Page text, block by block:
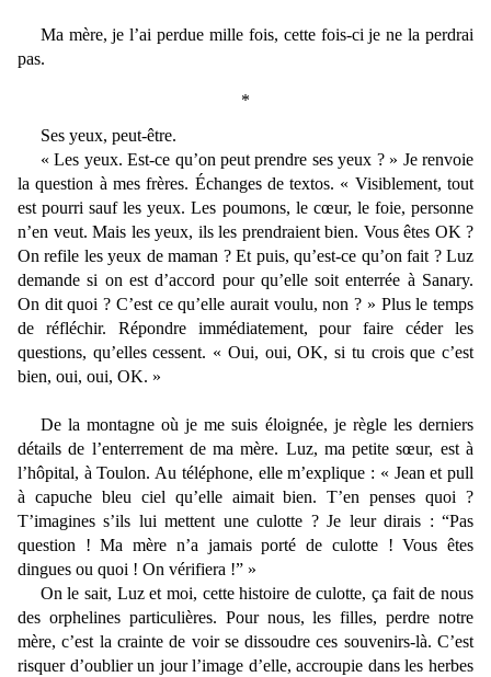
Ma mère, je l’ai perdue mille fois, cette fois-ci je ne la perdrai
pas.
*
Ses yeux, peut-être.
« Les yeux. Est-ce qu’on peut prendre ses yeux ? » Je renvoie
la question à mes frères. Échanges de textos. « Visiblement, tout
est pourri sauf les yeux. Les poumons, le cœur, le foie, personne
n’en veut. Mais les yeux, ils les prendraient bien. Vous êtes OK ?
On refile les yeux de maman ? Et puis, qu’est-ce qu’on fait ? Luz
demande si on est d’accord pour qu’elle soit enterrée à Sanary.
On dit quoi ? C’est ce qu’elle aurait voulu, non ? » Plus le temps
de réfléchir. Répondre immédiatement, pour faire céder les
questions, qu’elles cessent. « Oui, oui, OK, si tu crois que c’est
bien, oui, oui, OK. »
De la montagne où je me suis éloignée, je règle les derniers
détails de l’enterrement de ma mère. Luz, ma petite sœur, est à
l’hôpital, à Toulon. Au téléphone, elle m’explique : « Jean et pull
à capuche bleu ciel qu’elle aimait bien. T’en penses quoi ?
T’imagines s’ils lui mettent une culotte ? Je leur dirais : “Pas
question ! Ma mère n’a jamais porté de culotte ! Vous êtes
dingues ou quoi ! On vérifiera !” »
On le sait, Luz et moi, cette histoire de culotte, ça fait de nous
des orphelines particulières. Pour nous, les filles, perdre notre
mère, c’est la crainte de voir se dissoudre ces souvenirs-là. C’est
risquer d’oublier un jour l’image d’elle, accroupie dans les herbes